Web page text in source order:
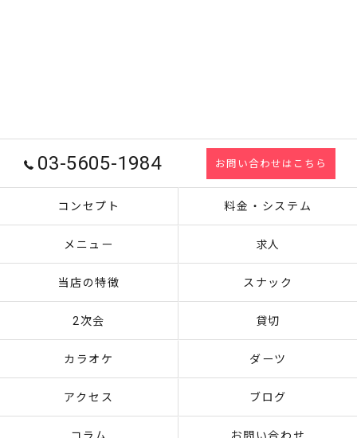
03-5605-1984 お問い合わせはこちら
コンセプト 料金・システム
メニュー 求人
当店の特徴 スナック
2次会 貸切
カラオケ ダーツ
アクセス ブログ